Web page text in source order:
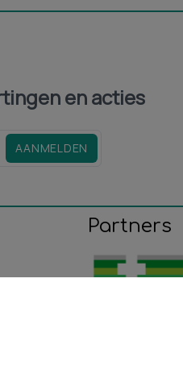
en acties
AANMELDEN
Partners